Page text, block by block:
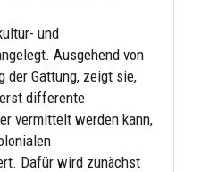
und
Ausgehend von
der Gattung, zeigt sie,
differente
vermittelt werden kann,
Dafür wird zunächst